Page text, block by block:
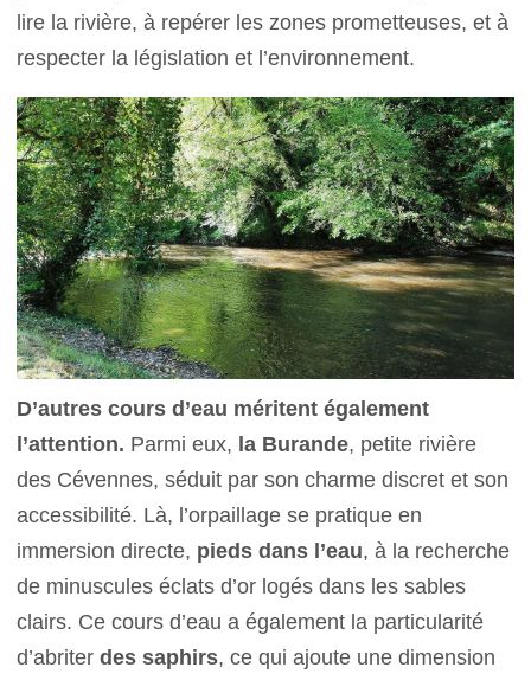
lire la rivière, à repérer les zones prometteuses, et à
respecter la législation et l’environnement.
D’autres cours d’eau méritent également
l’attention. Parmi eux, la Burande, petite rivière
des Cévennes, séduit par son charme discret et son
accessibilité. Là, l’orpaillage se pratique en
immersion directe, pieds dans l’eau, à la recherche
de minuscules éclats d’or logés dans les sables
clairs. Ce cours d’eau a également la particularité
d’abriterdes saphirs, ce qui ajoute une dimension